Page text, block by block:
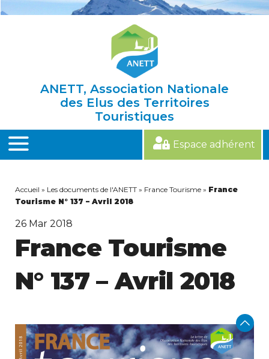
ANETT, Association Nationale
des Elus des Territoires
Touristiques
MENU
Espace adhérent
Accueil » Les documents de l'ANETT » France Tourisme » France
Tourisme N° 137 – Avril 2018
26 Mar 2018
France Tourisme
N° 137 – Avril 2018